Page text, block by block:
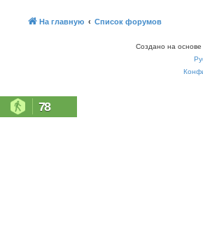
На главную Список форумов
Создано на основе
78